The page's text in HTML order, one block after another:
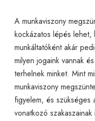
A munkaviszony
kockázatos lépés lehet,
munkáltatóként akár
milyen jogaink vannak
terhelnek minket. Mint
munkaviszony
figyelem, és szükséges
vonatkozó szakaszainak